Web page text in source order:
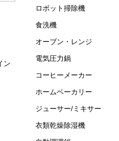
ン
ロボット掃除機
食洗機
オーブン・レンジ
電気圧力鍋
コーヒーメーカー
ホームベーカリー
ジューサー/ミキサー
衣類乾燥除湿機